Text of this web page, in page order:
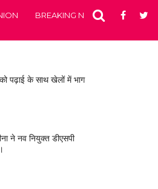
BREAKING NEWS
पढ़ाई के साथ खेलों में भाग
ने नव नियुक्त डीएसपी